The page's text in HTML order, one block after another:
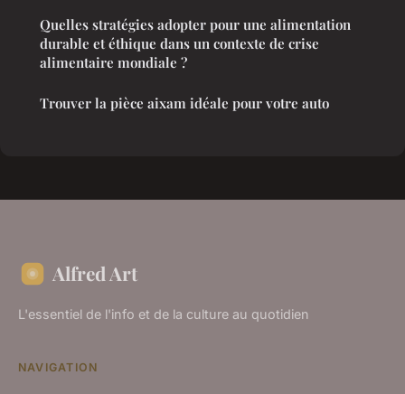
Quelles stratégies adopter pour une alimentation
durable et éthique dans un contexte de crise
alimentaire mondiale ?
Trouver la pièce aixam idéale pour votre auto
Alfred Art
L'essentiel de l'info et de la culture au quotidien
NAVIGATION